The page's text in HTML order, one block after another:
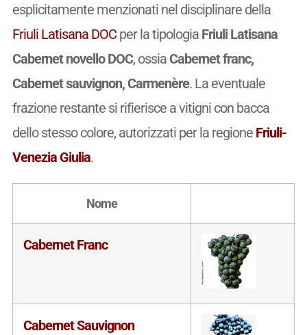
esplicitamente menzionati nel disciplinare della
Friuli Latisana DOCper la tipologia Friuli Latisana
Cabernet novello DOC, ossia Cabernet franc,
Cabernet sauvignon, Carmenère. La eventuale
frazione restante si rifierisce a vitigni con bacca
dello stesso colore, autorizzati per la regione Friuli-
Venezia Giulia.
Nome
Cabernet Franc
Cabernet Sauvignon